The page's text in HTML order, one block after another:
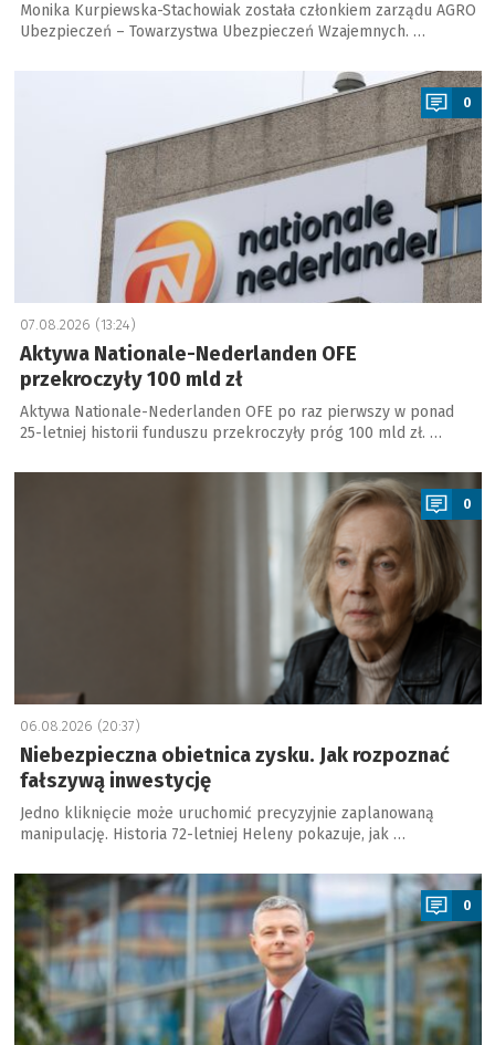
Monika Kurpiewska-Stachowiak została członkiem zarządu AGRO
Ubezpieczeń – Towarzystwa Ubezpieczeń Wzajemnych. …
0
07.08.2026 (13:24)
Aktywa Nationale-Nederlanden OFE
przekroczyły 100 mld zł
Aktywa Nationale-Nederlanden OFE po raz pierwszy w ponad
25-letniej historii funduszu przekroczyły próg 100 mld zł. …
a
0
06.08.2026 (20:37)
Niebezpieczna obietnica zysku. Jak rozpoznać
fałszywą inwestycję
Jedno kliknięcie może uruchomić precyzyjnie zaplanowaną
manipulację. Historia 72-letniej Heleny pokazuje, jak …
a
0